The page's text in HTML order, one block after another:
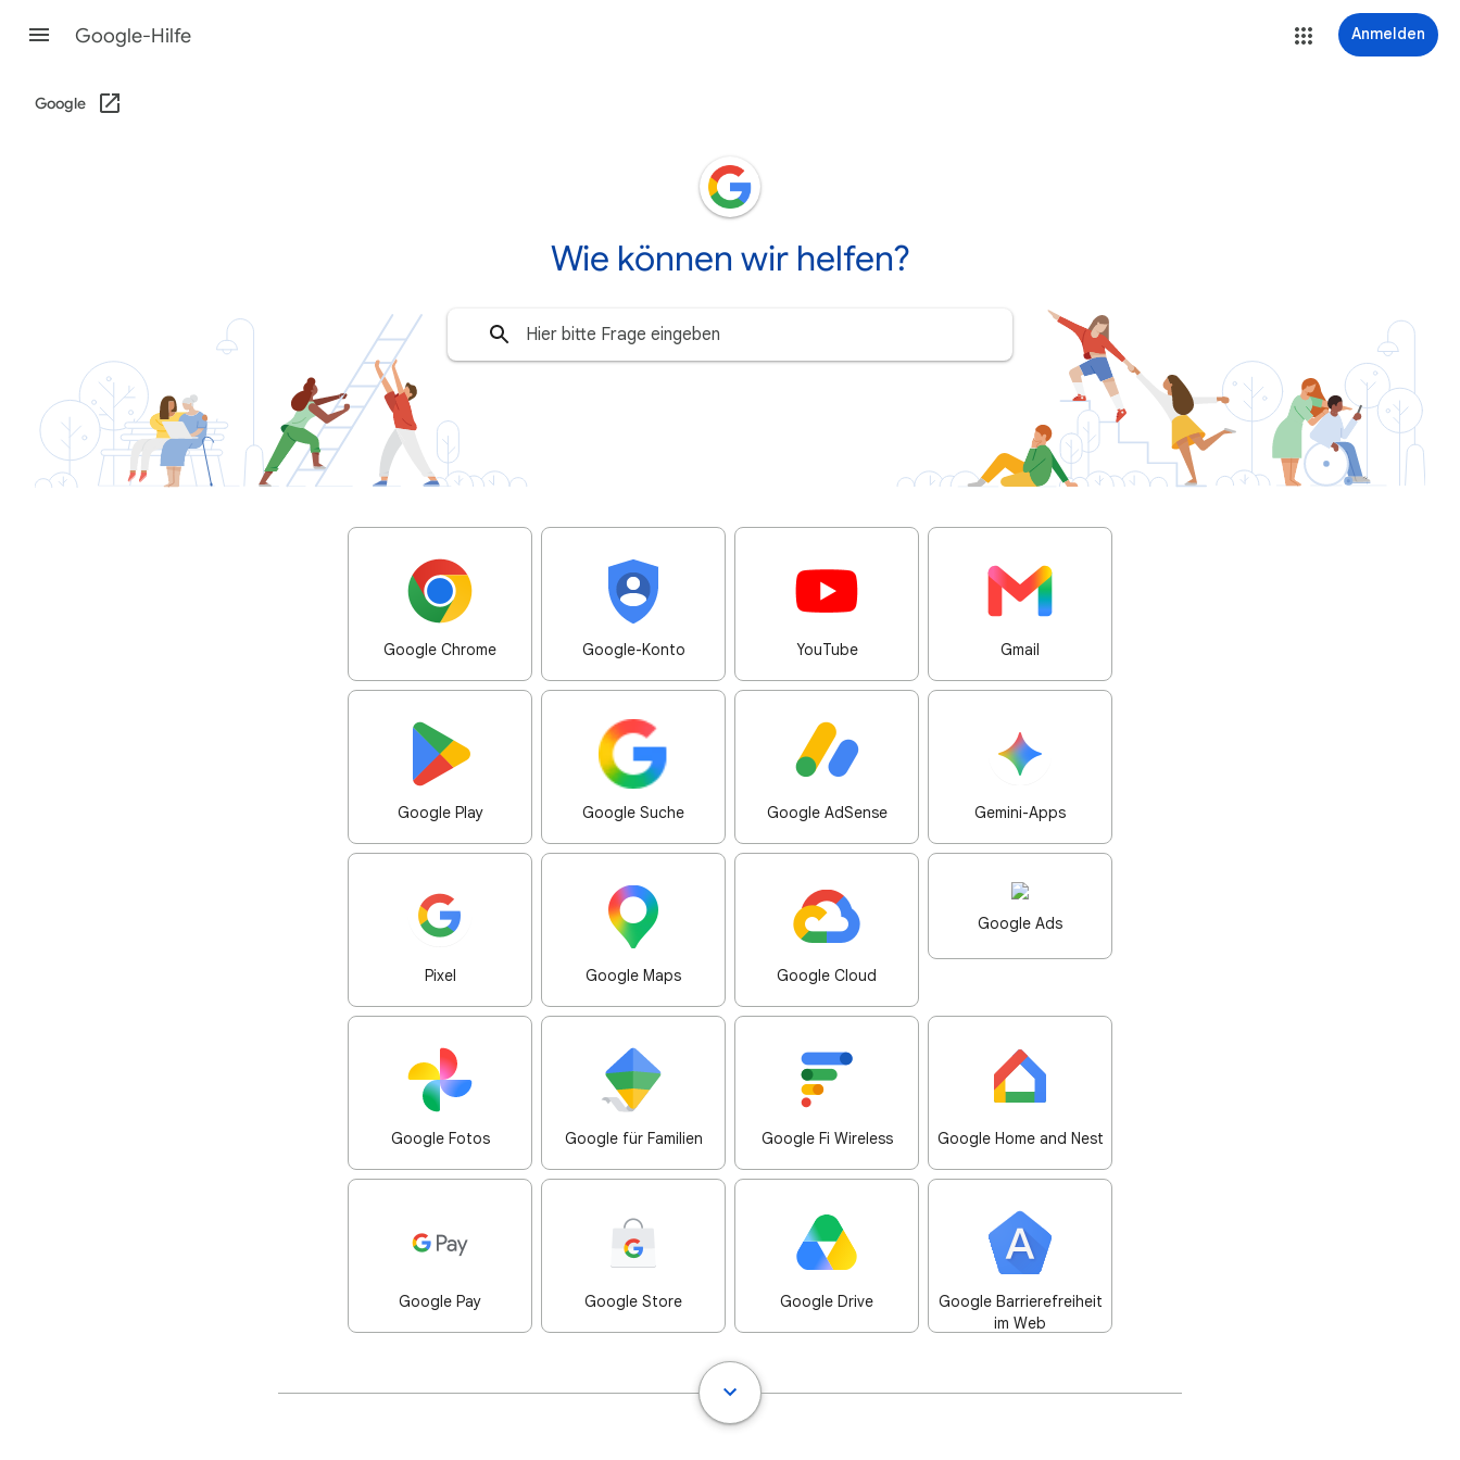
Google-Hilfe Anmelden
Google
Wie können wir helfen?
Google Chrome Google-Konto YouTube Gmail
Google Play Google Suche Google AdSense Gemini-Apps
Pixel Google Maps Google Cloud
Google Ads
Google Fotos Google für Familien Google Fi Wireless Google Home and Nest
Google Pay Google Store Google Drive
Google Barrierefreiheit
im Web